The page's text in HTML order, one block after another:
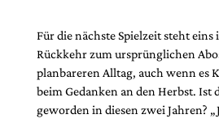
Für die nächste Spielzeit steht
Rückkehr zum ursprünglichen
planbareren Alltag, auch wenn es
beim Gedanken an den Herbst. Ist
geworden in diesen zwei Jahren?